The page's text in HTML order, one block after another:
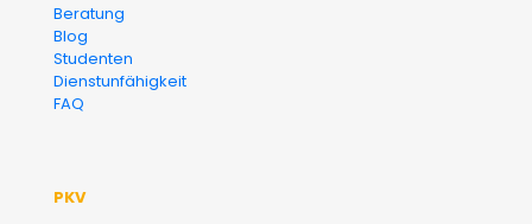
Beratung
Blog
Studenten
Dienstunfähigkeit
FAQ
PKV